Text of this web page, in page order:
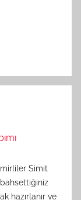
Simit
hazırlanır ve